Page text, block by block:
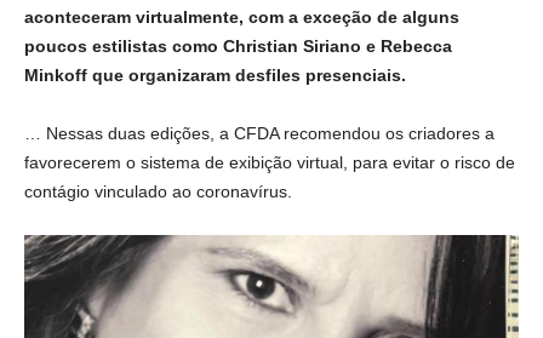
aconteceram virtualmente, com a exceção de alguns
poucos estilistas como Christian Siriano e Rebecca
Minkoff que organizaram desfiles presenciais.
… Nessas duas edições, a CFDA recomendou os criadores a
favorecerem o sistema de exibição virtual, para evitar o risco de
contágio vinculado ao coronavírus.